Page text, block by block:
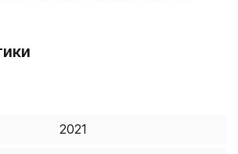
вызывают основные
таблиц, с помощью
себя проверить.
2021